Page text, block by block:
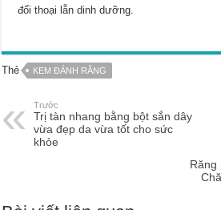
đối thoại lẫn dinh dưỡng.
Thẻ KEM ĐÁNH RĂNG
Trước
Trị tàn nhang bằng bột sắn dây
vừa đẹp da vừa tốt cho sức
khỏe
Răng